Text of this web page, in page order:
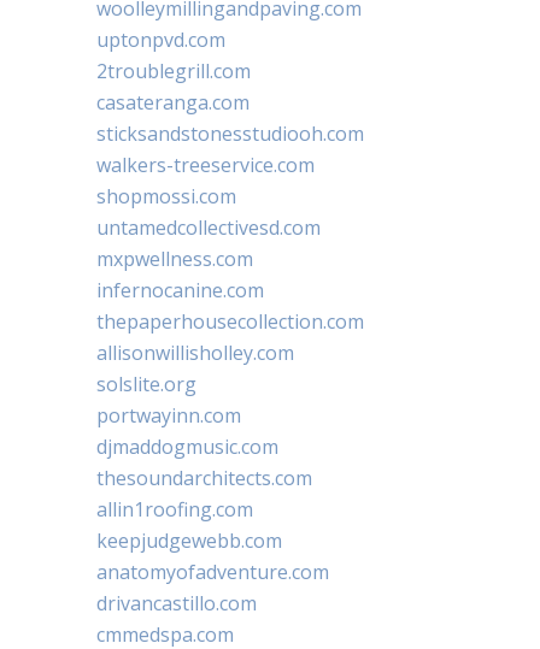
woolleymillingandpaving.com
uptonpvd.com
2troublegrill.com
casateranga.com
sticksandstonesstudiooh.com
walkers-treeservice.com
shopmossi.com
untamedcollectivesd.com
mxpwellness.com
infernocanine.com
thepaperhousecollection.com
allisonwillisholley.com
solslite.org
portwayinn.com
djmaddogmusic.com
thesoundarchitects.com
allin1roofing.com
keepjudgewebb.com
anatomyofadventure.com
drivancastillo.com
cmmedspa.com